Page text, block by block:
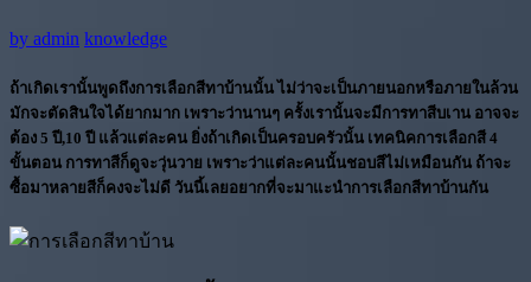
by admin knowledge
ถ้าเกิดเรานั้นพูดถึงการเลือกสีทาบ้านนั้น ไม่ว่าจะเป็นภายนอกหรือภายในล้วน
มักจะตัดสินใจได้ยากมาก เพราะว่านานๆ ครั้งเรานั้นจะมีการทาสีบเาน อาจจะ
ต้อง 5 ปี,10 ปี แล้วแต่ละคน ยิ่งถ้าเกิดเป็นครอบครัวนั้น เทคนิคการเลือกสี 4
ขั้นตอน การทาสีก็ดูจะวุ่นวาย เพราะว่าแต่ละคนนั้นชอบสีไม่เหมือนกัน ถ้าจะ
ซื้อมาหลายสีก็คงจะไม่ดี วันนี้เลยอยากที่จะมาแะนำการเลือกสีทาบ้านกัน